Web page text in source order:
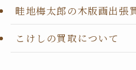
畦地梅太郎の木版画出張
こけしの買取について